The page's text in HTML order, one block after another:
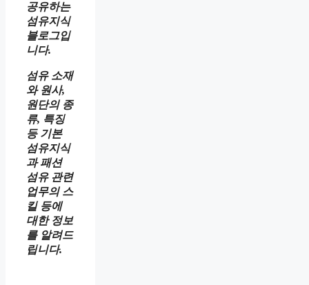
공유하는
섬유지식
블로그입
니다.
섬유 소재
와 원사,
원단의 종
류, 특징
등 기본
섬유지식
과 패션
섬유 관련
업무의 스
킬 등에
대한 정보
를 알려드
립니다.